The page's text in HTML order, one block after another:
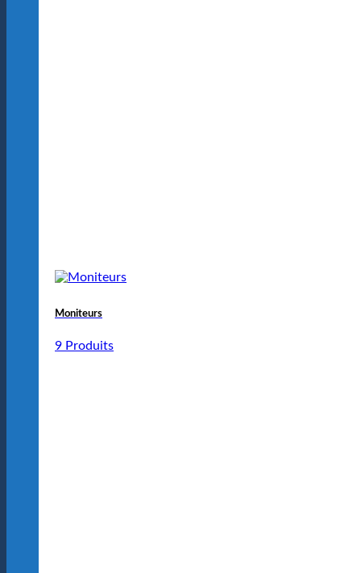
Moniteurs
9 Produits